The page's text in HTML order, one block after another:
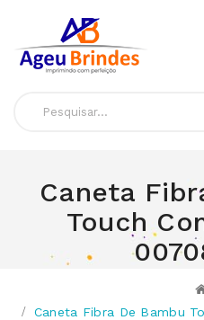
Caneta
Touch
Caneta Fibra De Bambu